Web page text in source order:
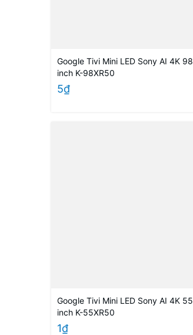
Google Tivi Mini LED Sony AI 4K 98
inch K-98XR50
5₫
Google Tivi Mini LED Sony AI 4K 55
inch K-55XR50
1₫